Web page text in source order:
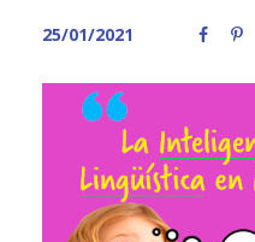
25/01/2021